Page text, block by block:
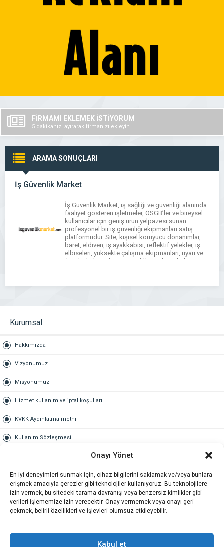
Onayı Yönet
En iyi deneyimleri sunmak için, cihaz bilgilerini saklamak ve/veya bunlara
erişmek amacıyla çerezler gibi teknolojiler kullanıyoruz. Bu teknolojilere
izin vermek, bu sitedeki tarama davranışı veya benzersiz kimlikler gibi
verileri işlememize izin verecektir. Onay vermemek veya onayı geri
çekmek, belirli özellikleri ve işlevleri olumsuz etkileyebilir.
Kabul et
FİRMAMI EKLEMEK İSTİYORUM
5 dakikanızı ayırarak firmanızı ekleyin..
ARAMA SONUÇLARI
İş Güvenlik Market
İş Güvenlik Market, iş sağlığı ve güvenliği alanında
faaliyet gösteren işletmeler, OSGB’ler ve bireysel
kullanıcılar için geniş ürün yelpazesi sunan
profesyonel bir iş güvenliği ekipmanları satış
platformudur. Site; kişisel koruyucu donanımlar,
baret, eldiven, iş ayakkabısı, reflektif yelekler, iş
elbiseleri, yüksekte çalışma ekipmanları, uyarı ve
ikaz levhaları gibi iş güvenliği ürünlerini kalite
Kurumsal
Hakkımızda
Vizyonumuz
Misyonumuz
Hizmet kullanım ve iptal koşulları
KVKK Aydınlatma metni
Kullanım Sözleşmesi
Gold üyelik nedir
Kariyer